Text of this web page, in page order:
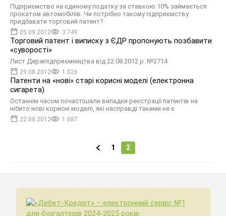
Підприємство на єдиному податку за ставкою 10% займається
прокатом автомобілів. Чи потрібно такому підприємству
придбавати торговий патент?
05.09.2012 3 749
Торговий патент і виписку з ЄДР пропонують позбавити
«суворості»
Лист Держпідприємництва від 22.08.2012 р. №2714
29.08.2012 1 026
Патенти на «нові» старі корисні моделі (електронна
сигарета)
Останнім часом почастішали випадки реєстрації патентів на
нібито нові корисні моделі, які насправді такими не є
22.08.2012 1 087
1 2